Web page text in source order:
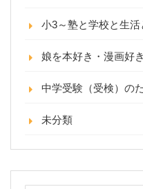
小3～塾と学校と生活
娘を本好き・漫画好
中学受験（受検）の
未分類